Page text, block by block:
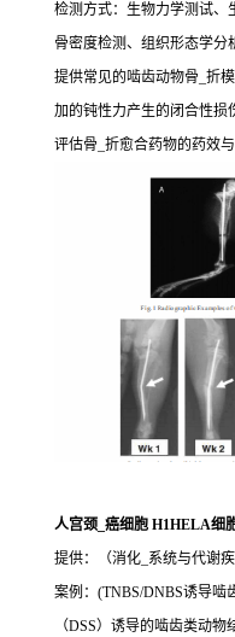
检测方式：生物力学测试、
骨密度检测、组织形态学分
提供常见的啮齿动物骨_折
加的钝性力产生的闭合性损
评估骨_折愈合药物的药效与
人宫颈_癌细胞 H1HELA细
提供：（消化_系统与代谢疾
案例：(TNBS/DNBS诱导啮
（DSS）诱导的啮齿类动物